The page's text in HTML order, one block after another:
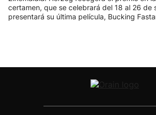
certamen, que se celebrará del 18 al 26 de
presentará su última película, Bucking